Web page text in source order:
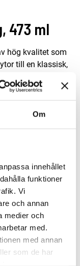
Om
innehållet
funktioner
Vi
och annan
medier och
med.
med annan
som de har
473 ml
hög kvalitet som
till en klassisk,
ger den
mot solens